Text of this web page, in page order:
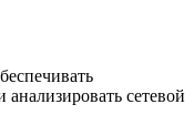
сетевой